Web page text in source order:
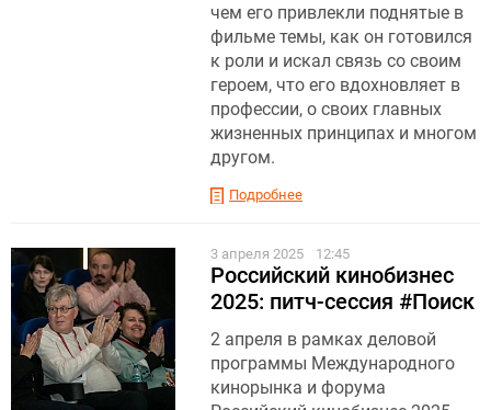
чем его привлекли поднятые в
фильме темы, как он готовился
к роли и искал связь со своим
героем, что его вдохновляет в
профессии, о своих главных
жизненных принципах и многом
другом.
Подробнее
3 апреля 2025 12:45
Российский кинобизнес
2025: питч-сессия #Поиск
2 апреля в рамках деловой
программы Международного
кинорынка и форума